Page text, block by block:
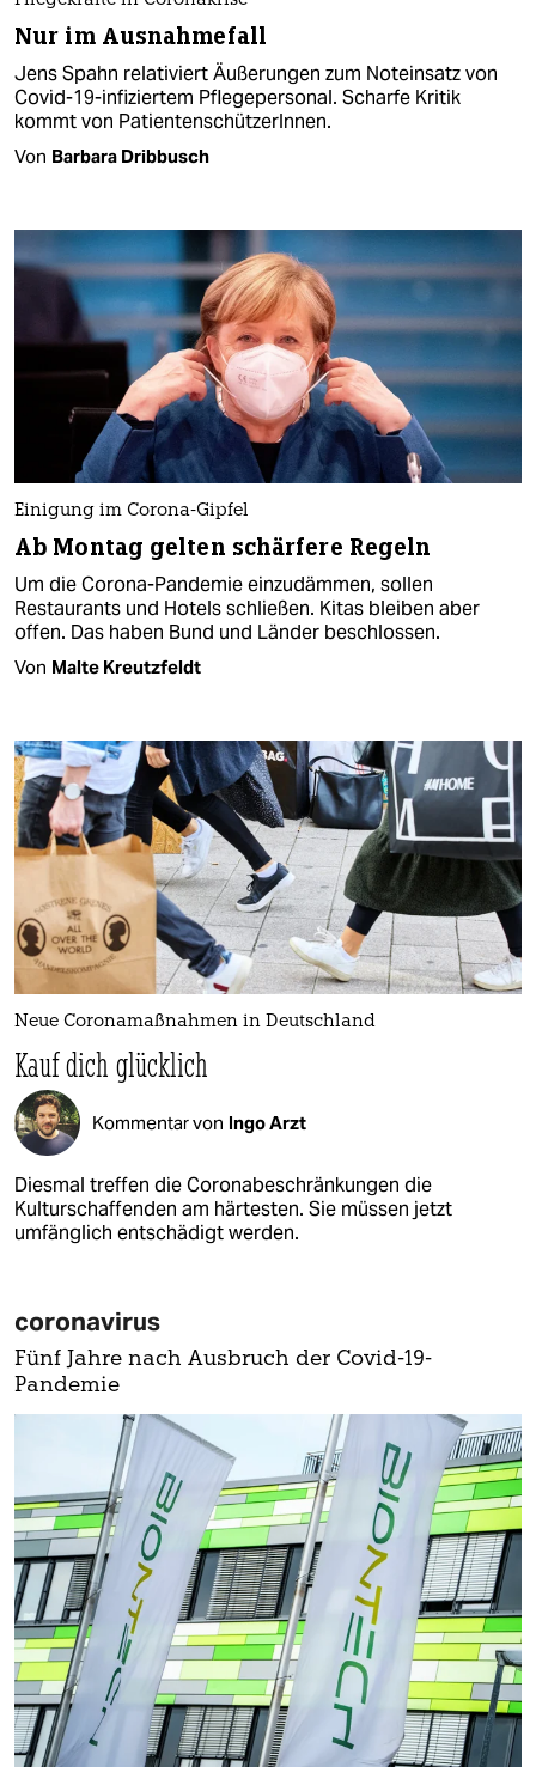
Nur im Ausnahmefall
Jens Spahn relativiert Äußerungen zum Noteinsatz von
Covid-19-infiziertem Pflegepersonal. Scharfe Kritik
kommt von PatientenschützerInnen.
Von Barbara Dribbusch
Einigung im Corona-Gipfel
Ab Montag gelten schärfere Regeln
Um die Corona-Pandemie einzudämmen, sollen
Restaurants und Hotels schließen. Kitas bleiben aber
offen. Das haben Bund und Länder beschlossen.
Von Malte Kreutzfeldt
Neue Coronamaßnahmen in Deutschland
Kauf dich glücklich
Kommentar von Ingo Arzt
Diesmal treffen die Coronabeschränkungen die
Kulturschaffenden am härtesten. Sie müssen jetzt
umfänglich entschädigt werden.
coronavirus
Fünf Jahre nach Ausbruch der Covid-19-
Pandemie